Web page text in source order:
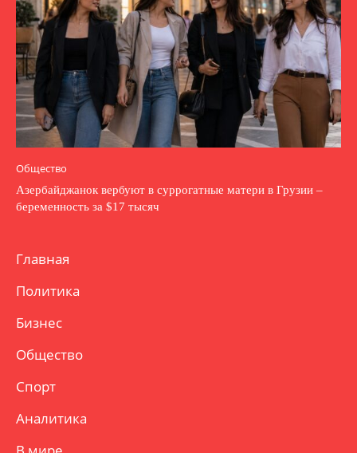
Общество
Азербайджанок вербуют в суррогатные матери в Грузии –
беременность за $17 тысяч
Главная
Политика
Бизнес
Общество
Спорт
Аналитика